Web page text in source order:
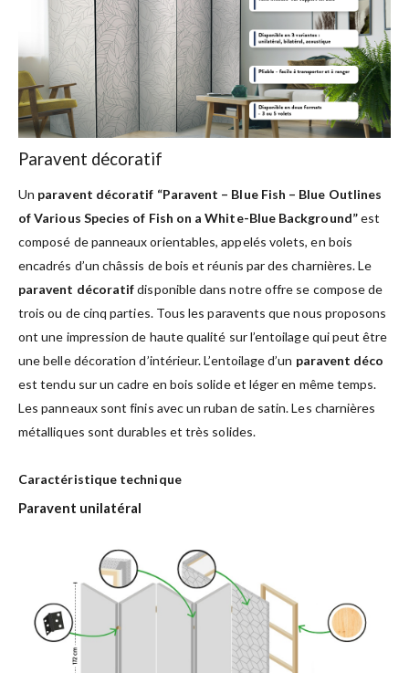
Paravent décoratif
Un paravent décoratif “Paravent – Blue Fish – Blue Outlines
of Various Species of Fish on a White-Blue Background”est
composé de panneaux orientables, appelés volets, en bois
encadrés d’un châssis de bois et réunis par des charnières. Le
paravent décoratifdisponible dans notre offre se compose de
trois ou de cinq parties. Tous les paravents que nous proposons
ont une impression de haute qualité sur l’entoilage qui peut être
une belle décoration d’intérieur. L’entoilage d’un paravent déco
est tendu sur un cadre en bois solide et léger en même temps.
Les panneaux sont finis avec un ruban de satin. Les charnières
métalliques sont durables et très solides.
Caractéristique technique
Paravent unilatéral